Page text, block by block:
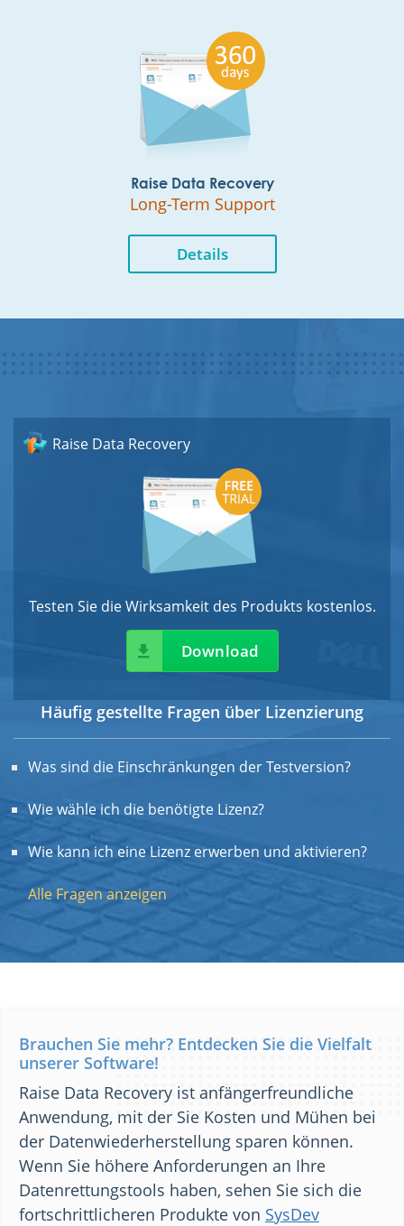
Raise Data Recovery
Long-Term Support
Details
Raise Data Recovery
Testen Sie die Wirksamkeit des Produkts kostenlos.
Download
Häufig gestellte Fragen über Lizenzierung
Was sind die Einschränkungen der Testversion?
Wie wähle ich die benötigte Lizenz?
Wie kann ich eine Lizenz erwerben und aktivieren?
Alle Fragen anzeigen
Brauchen Sie mehr? Entdecken Sie die Vielfalt
unserer Software!
Raise Data Recovery ist anfängerfreundliche
Anwendung, mit der Sie Kosten und Mühen bei
der Datenwiederherstellung sparen können.
Wenn Sie höhere Anforderungen an Ihre
Datenrettungstools haben, sehen Sie sich die
fortschrittlicheren Produkte von SysDev